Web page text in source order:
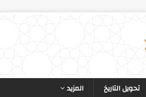
تحويل التاريخ المزيد